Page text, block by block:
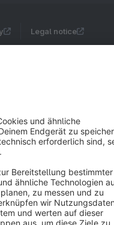
Legal notice
rights reserved